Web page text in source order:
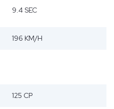
9.4 SEC
196 KM/H
125 CP